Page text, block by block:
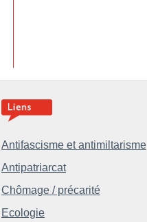
Antifascisme et antimiltarisme
Antipatriarcat
Chômage / précarité
Ecologie